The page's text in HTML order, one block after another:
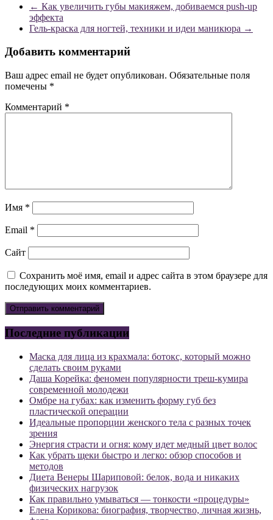
← Как увеличить губы макияжем, добиваемся push-up
эффекта
Гель-краска для ногтей, техники и идеи маникюра →
Добавить комментарий
Ваш адрес email не будет опубликован. Обязательные поля
помечены *
Комментарий *
Имя *
Email *
Сайт
Сохранить моё имя, email и адрес сайта в этом браузере для
последующих моих комментариев.
Последние публикации
Маска для лица из крахмала: ботокс, который можно
сделать своим руками
Даша Корейка: феномен популярности треш-кумира
современной молодежи
Омбре на губах: как изменить форму губ без
пластической операции
Идеальные пропорции женского тела с разных точек
зрения
Энергия страсти и огня: кому идет медный цвет волос
Как убрать щеки быстро и легко: обзор способов и
методов
Диета Венеры Шариповой: белок, вода и никаких
физических нагрузок
Как правильно умываться — тонкости «процедуры»
Елена Корикова: биография, творчество, личная жизнь,